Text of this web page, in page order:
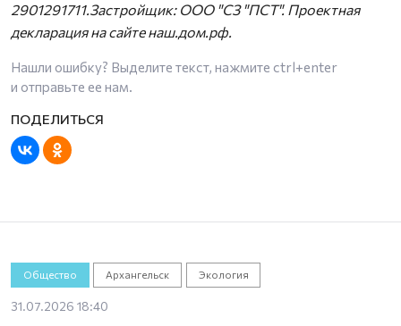
2901291711.Застройщик: ООО "СЗ "ПСТ". Проектная
декларация на сайте наш.дом.рф.
Нашли ошибку? Выделите текст, нажмите ctrl+enter
и отправьте ее нам.
Общество Архангельск Экология
31.07.2026 18:40